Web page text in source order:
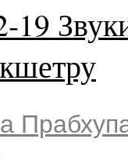
19